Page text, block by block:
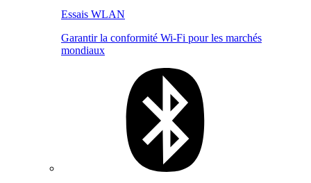
Essais WLAN
Garantir la conformité Wi-Fi pour les marchés
mondiaux